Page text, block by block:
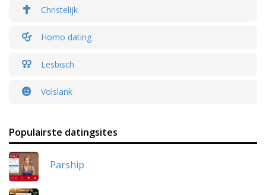
Christelijk
Homo dating
Lesbisch
Volslank
Populairste datingsites
Parship